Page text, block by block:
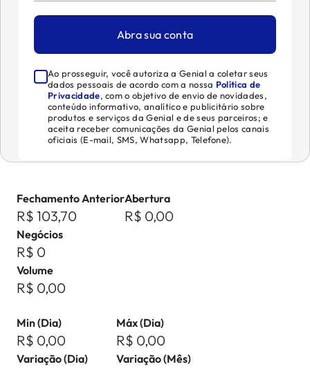
Abra sua conta
Ao prosseguir, você autoriza a Genial a coletar seus
dados pessoais de acordo com a nossa Política de
Privacidade, com o objetivo de envio de novidades,
conteúdo informativo, analítico e publicitário sobre
produtos e serviços da Genial e de seus parceiros; e
aceita receber comunicações da Genial pelos canais
oficiais (E-mail, SMS, Whatsapp, Telefone).
Fechamento Anterior
R$ 103,70
Abertura
R$ 0,00
Negócios
R$ 0
Volume
R$ 0,00
Min (Dia)
R$ 0,00
Máx (Dia)
R$ 0,00
Variação (Dia) Variação (Mês)